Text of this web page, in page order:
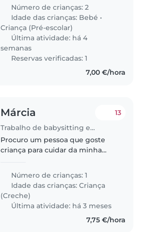
filhos, de 1 e 4 anos, em dias não
fixos (2/3 vezes por semana). 📍
Local: principalmente em
Miraflores,..
Número de crianças: 2
Idade das crianças: Bebé •
Criança (Pré-escolar)
Última atividade: há 4
semanas
Reservas verificadas: 1
7,00 €/hora
Márcia
Trabalho de babysitting em Oeiras
13
Procuro um pessoa que goste
criança para cuidar da minha
de semana, ela é uma bebe de 7
meses, calma e amorosa
Número de crianças: 1
Idade das crianças:Criança
(Creche)
Última atividade: há 3 meses
7,75 €/hora